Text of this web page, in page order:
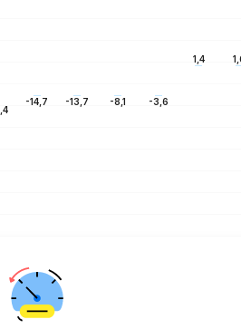
-14,7 -13,7 -8,1 -3,6
1,4